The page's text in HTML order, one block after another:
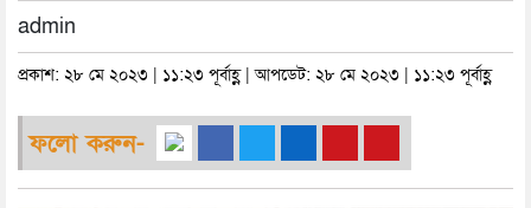
admin
প্রকাশ: ২৮ মে ২০২৩ | ১১:২৩ পূর্বাহ্ণ | আপডেট: ২৮ মে ২০২৩ | ১১:২৩ পূর্বাহ্ণ
ফলো করুন-